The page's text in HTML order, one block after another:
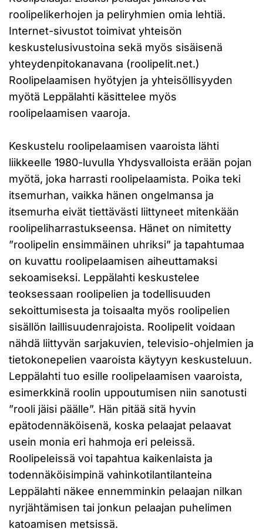
roolipelikerhojen ja peliryhmien omia lehtiä.
Internet-sivustot toimivat yhteisön
keskustelusivustoina sekä myös sisäisenä
yhteydenpitokanavana (roolipelit.net.)
Roolipelaamisen hyötyjen ja yhteisöllisyyden
myötä Leppälahti käsittelee myös
roolipelaamisen vaaroja.
Keskustelu roolipelaamisen vaaroista lähti
liikkeelle 1980-luvulla Yhdysvalloista erään pojan
myötä, joka harrasti roolipelaamista. Poika teki
itsemurhan, vaikka hänen ongelmansa ja
itsemurha eivät tiettävästi liittyneet mitenkään
roolipeliharrastukseensa. Hänet on nimitetty
”roolipelin ensimmäinen uhriksi” ja tapahtumaa
on kuvattu roolipelaamisen aiheuttamaksi
sekoamiseksi. Leppälahti keskustelee
teoksessaan roolipelien ja todellisuuden
sekoittumisesta ja toisaalta myös roolipelien
sisällön laillisuudenrajoista. Roolipelit voidaan
nähdä liittyvän sarjakuvien, televisio-ohjelmien ja
tietokonepelien vaaroista käytyyn keskusteluun.
Leppälahti tuo esille roolipelaamisen vaaroista,
esimerkkinä roolin uppoutumisen niin sanotusti
”rooli jäisi päälle”. Hän pitää sitä hyvin
epätodennäköisenä, koska pelaajat pelaavat
usein monia eri hahmoja eri peleissä.
Roolipeleissä voi tapahtua kaikenlaista ja
todennäköisimpinä vahinkotilantilanteina
Leppälahti näkee ennemminkin pelaajan nilkan
nyrjähtämisen tai jonkun pelaajan puhelimen
katoamisen metsissä.